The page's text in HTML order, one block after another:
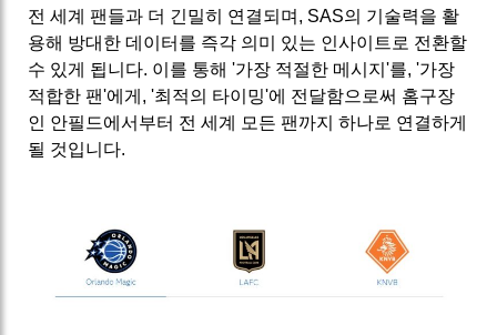
전 세계 팬들과 더 긴밀히 연결되며, SAS의 기술력을 활
용해 방대한 데이터를 즉각 의미 있는 인사이트로 전환할
수 있게 됩니다. 이를 통해 '가장 적절한 메시지'를, '가장
적합한 팬'에게, '최적의 타이밍'에 전달함으로써 홈구장
인 안필드에서부터 전 세계 모든 팬까지 하나로 연결하게
될 것입니다.